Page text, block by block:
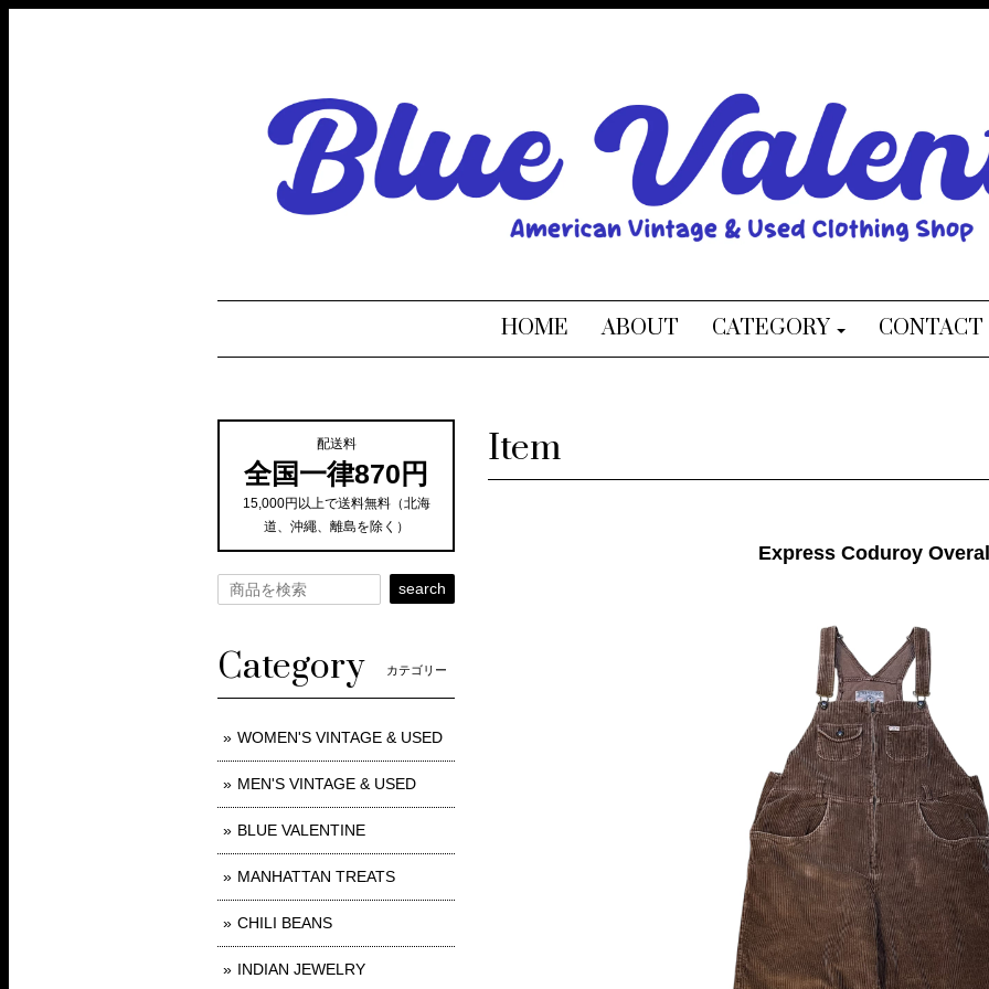
HOME ABOUT CATEGORY CONTACT
Item
Express Coduroy
配送料
全国一律870円
15,000円以上で送料無料（北海
道、沖繩、離島を除く）
search
Category カテゴリー
WOMEN'S VINTAGE & USED
MEN'S VINTAGE & USED
BLUE VALENTINE
MANHATTAN TREATS
CHILI BEANS
INDIAN JEWELRY